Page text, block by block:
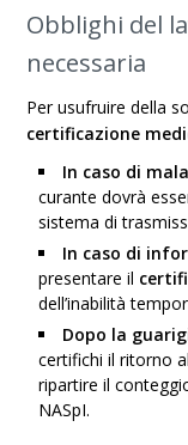
Obblighi del
necessaria
Per usufruire della
certificazione
In caso di
curante dovrà
sistema di
In caso di
presentare il
dell’inabilità
Dopo la
certifichi il ritorno
ripartire il
NASpI.